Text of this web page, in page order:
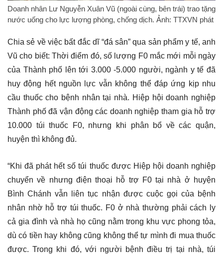
Doanh nhân Lư Nguyễn Xuân Vũ (ngoài cùng, bên trái) trao tặng
nước uống cho lực lượng phòng, chống dịch. Ảnh: TTXVN phát
Chia sẻ về việc bất đắc dĩ “đá sân” qua sản phẩm y tế, anh
Vũ cho biết: Thời điểm đó, số lượng F0 mắc mới mỗi ngày
của Thành phố lên tới 3.000 -5.000 người, ngành y tế đã
huy động hết nguồn lực vẫn không thể đáp ứng kịp nhu
cầu thuốc cho bệnh nhân tại nhà. Hiệp hội doanh nghiệp
Thành phố đã vận động các doanh nghiệp tham gia hỗ trợ
10.000 túi thuốc F0, nhưng khi phân bổ về các quận,
huyện thì không đủ.
“Khi đã phát hết số túi thuốc được Hiệp hội doanh nghiệp
chuyển về nhưng điện thoại hỗ trợ F0 tại nhà ở huyện
Bình Chánh vẫn liên tục nhận được cuộc gọi của bệnh
nhân nhờ hỗ trợ túi thuốc. F0 ở nhà thường phải cách ly
cả gia đình và nhà họ cũng nằm trong khu vực phong tỏa,
dù có tiền hay không cũng không thể tự mình đi mua thuốc
được. Trong khi đó, với người bệnh điều trị tại nhà, túi